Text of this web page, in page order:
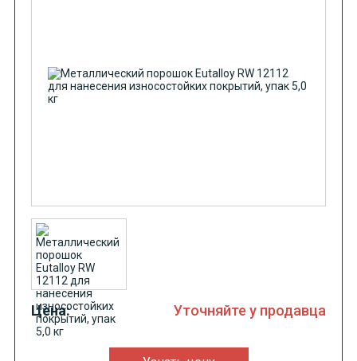
Цена: Уточняйте у продавца